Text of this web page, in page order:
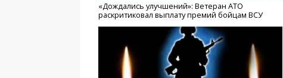
«Дождались улучшений»: Ветеран АТО
раскритиковал выплату премий бойцам ВСУ